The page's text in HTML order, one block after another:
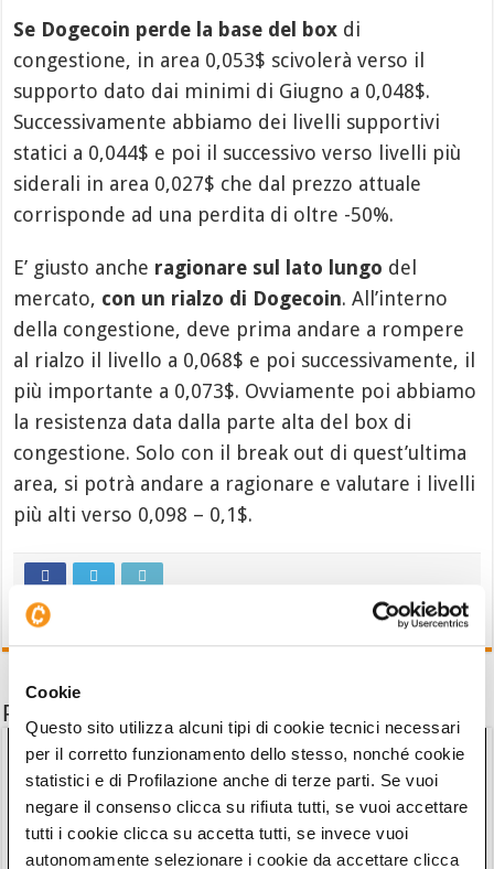
Cookie
Questo sito utilizza alcuni tipi di cookie tecnici necessari
per il corretto funzionamento dello stesso, nonché cookie
statistici e di Profilazione anche di terze parti. Se vuoi
negare il consenso clicca su rifiuta tutti, se vuoi accettare
tutti i cookie clicca su accetta tutti, se invece vuoi
autonomamente selezionare i cookie da accettare clicca
Se Dogecoin perde la base del box di
congestione, in area 0,053$ scivolerà verso il
supporto dato dai minimi di Giugno a 0,048$.
Successivamente abbiamo dei livelli supportivi
statici a 0,044$ e poi il successivo verso livelli più
siderali in area 0,027$ che dal prezzo attuale
corrisponde ad una perdita di oltre -50%.
E’ giusto anche ragionare sul lato lungo del
mercato, con un rialzo di Dogecoin. All’interno
della congestione, deve prima andare a rompere
al rialzo il livello a 0,068$ e poi successivamente, il
più importante a 0,073$. Ovviamente poi abbiamo
la resistenza data dalla parte alta del box di
congestione. Solo con il break out di quest’ultima
area, si potrà andare a ragionare e valutare i livelli
più alti verso 0,098 – 0,1$.
Potrebbe interessarti anche